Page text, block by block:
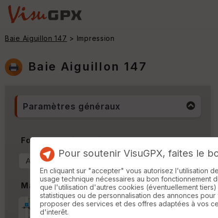
Baie Aiguillon 147 > Impression
Baie Aiguillon 147
Paramètres généraux
Format & Orientation
Marges
Marge d'impression cm
Pour soutenir VisuGPX, faites le
En cliquant sur "accepter" vous autorisez l'utilisation
usage technique nécessaires au bon fonctionnement
que l'utilisation d'autres cookies (éventuellement
statistiques ou de personnalisation des annonces pour
proposer des services et des offres adaptées à vos
d'interêt.